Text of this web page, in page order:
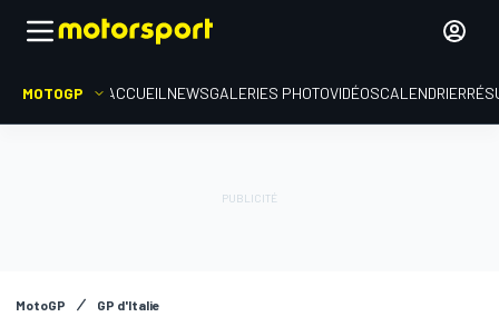
MOTOGP ACCUEIL NEWSGALERIES PHOTOVIDÉOSCALENDRIER
MotoGP GP d'Italie